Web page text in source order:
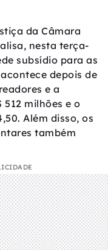
da Câmara
nesta terça-
subsídio para as
depois de
e a
milhões e o
Além disso, os
também